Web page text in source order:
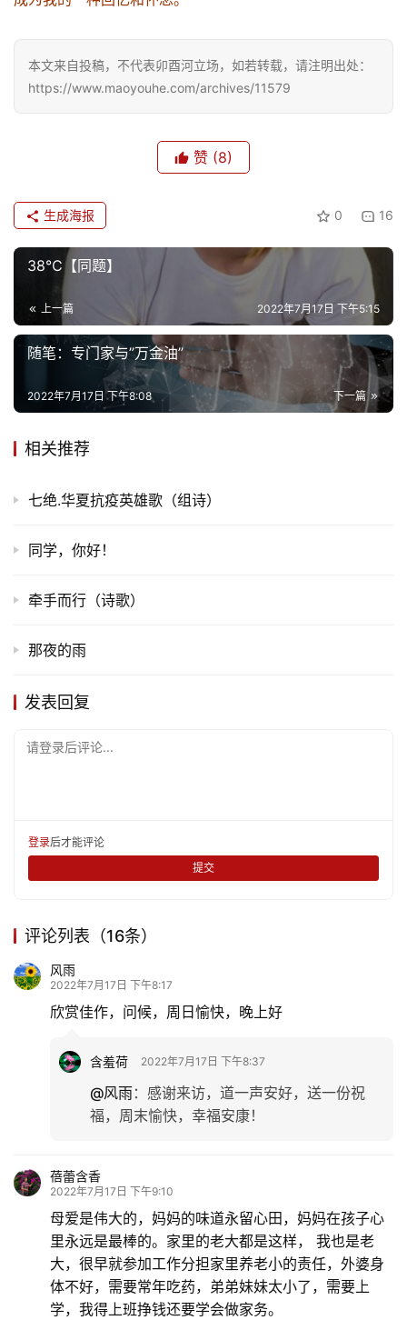
化
生
感
旅
游
娱
乐
题
更
登录
本文来自投稿，不代表卯酉河立场，如若转载，请注明出处：
https://www.maoyouhe.com/archives/11579
赞 (8)
0 16
生成海报
38℃【同题】
上一篇 2022年7月17日 下午5:15
随笔：专门家与”万金油”
下一篇
2022年7月17日 下午8:08
相关推荐
七绝.华夏抗疫英雄歌（组诗）
同学，你好！
牵手而行（诗歌）
那夜的雨
发表回复
请登录后评论...
登录后才能评论
提交
评论列表（16条）
风雨
2022年7月17日 下午8:17
欣赏佳作，问候，周日愉快，晚上好
含羞荷 2022年7月17日 下午8:37
@风雨： 感谢来访，道一声安好，送一份祝
福，周末愉快，幸福安康！
蓓蕾含香
2022年7月17日 下午9:10
母爱是伟大的，妈妈的味道永留心田，妈妈在孩子心
里永远是最棒的。家里的老大都是这样， 我也是老
大，很早就参加工作分担家里养老小的责任，外婆身
体不好，需要常年吃药，弟弟妹妹太小了，需要上
学，我得上班挣钱还要学会做家务。